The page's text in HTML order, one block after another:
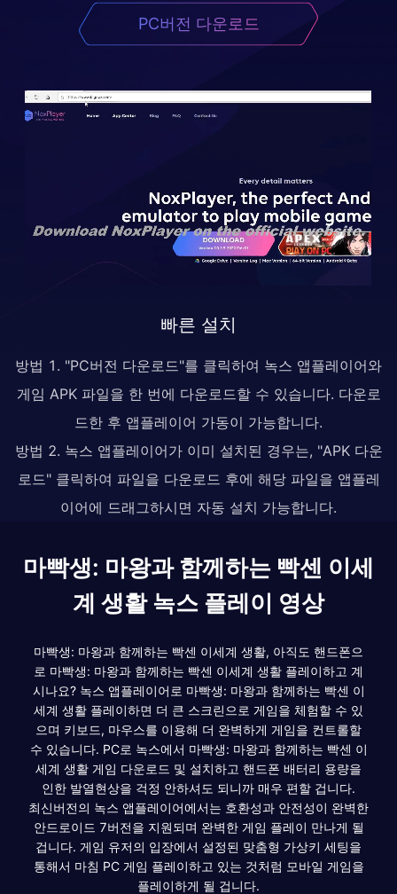
PC버전 다운로드
빠른 설치
방법 1. "PC버전 다운로드"를 클릭하여 녹스 앱플레이어와
게임 APK 파일을 한 번에 다운로드할 수 있습니다. 다운로
드한 후 앱플레이어 가동이 가능합니다.
방법 2. 녹스 앱플레이어가 이미 설치된 경우는, "APK 다운
로드" 클릭하여 파일을 다운로드 후에 해당 파일을 앱플레
이어에 드래그하시면 자동 설치 가능합니다.
마빡생: 마왕과 함께하는 빡센 이세
계 생활 녹스 플레이 영상
마빡생: 마왕과 함께하는 빡센 이세계 생활, 아직도 핸드폰으
로 마빡생: 마왕과 함께하는 빡센 이세계 생활 플레이하고 계
시나요? 녹스 앱플레이어로 마빡생: 마왕과 함께하는 빡센 이
세계 생활 플레이하면 더 큰 스크린으로 게임을 체험할 수 있
으며 키보드, 마우스를 이용해 더 완벽하게 게임을 컨트롤할
수 있습니다. PC로 녹스에서 마빡생: 마왕과 함께하는 빡센 이
세계 생활 게임 다운로드 및 설치하고 핸드폰 배터리 용량을
인한 발열현상을 걱정 안하셔도 되니까 매우 편할 겁니다.
최신버전의 녹스 앱플레이어에서는 호환성과 안전성이 완벽한
안드로이드 7버전을 지원되며 완벽한 게임 플레이 만나게 될
겁니다. 게임 유저의 입장에서 설정된 맞춤형 가상키 세팅을
통해서 마침 PC 게임 플레이하고 있는 것처럼 모바일 게임을
플레이하게 될 겁니다.